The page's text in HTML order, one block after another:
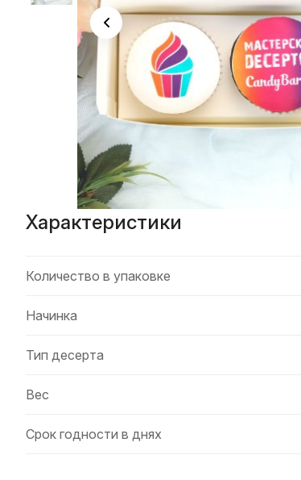
Характеристики
Количество в упаковке
Начинка
Тип десерта
Вес
Срок годности в днях